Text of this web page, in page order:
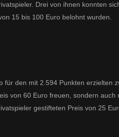
Drei von ihnen konnten
15 bis 100 Euro belohnt wurden.
für den mit 2.594 Punkten erzielten
von 60 Euro freuen, sondern auch
gestifteten Preis von 25